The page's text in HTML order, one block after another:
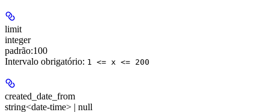
limit
integer
padrão:100
Intervalo obrigatório: 1 <= x <= 200
created_date_from
string<date-time> | null